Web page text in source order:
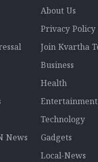
About Us
Privacy Policy
Join Kvartha
Business
Health
Entertainment
Technology
News
Gadgets
Local-News